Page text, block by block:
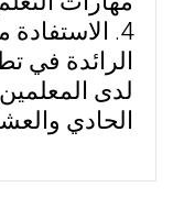
4.
الرائدة في
لدى
الحادي